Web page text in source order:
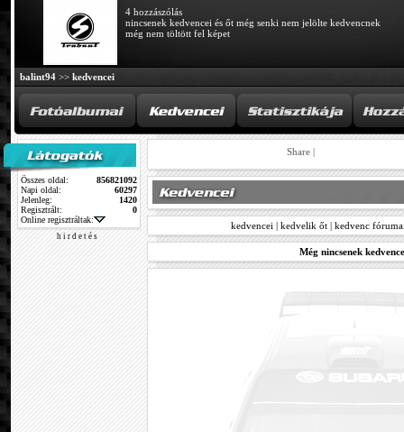
4 hozzászólás
nincsenek kedvencei és őt még senki nem jelölte kedvencnek
még nem töltött fel képet
balint94 >> kedvencei
Összes oldal:
856821092
Napi oldal:
60297
Jelenleg:
1420
Regisztrált:
0
Online regisztráltak:
h i r d e t é s
Share |
kedvencei | kedvelik őt | kedvenc
Még nincsenek